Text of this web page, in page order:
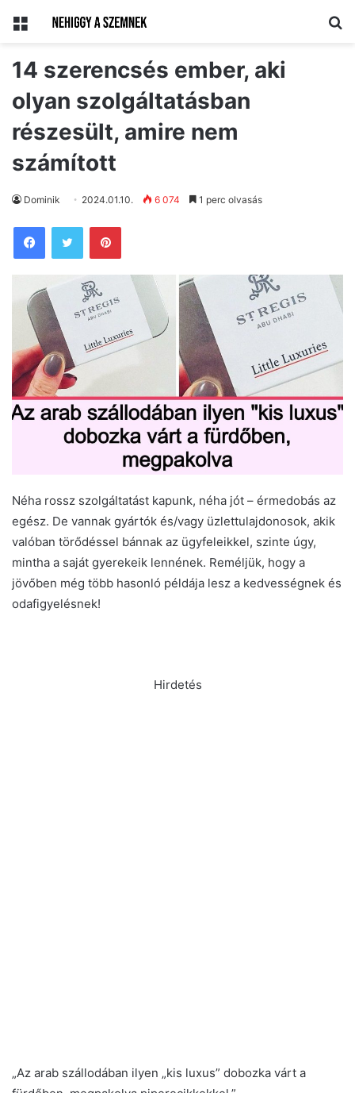
Menü
14 szerencsés ember, aki
olyan szolgáltatásban
részesült, amire nem
számított
Dominik 2024.01.10. 6 074 1 perc olvasás
Pinterest
Néha rossz szolgáltatást kapunk, néha jót – érmedobás az
egész. De vannak gyártók és/vagy üzlettulajdonosok, akik
valóban törődéssel bánnak az ügyfeleikkel, szinte úgy,
mintha a saját gyerekeik lennének. Reméljük, hogy a
jövőben még több hasonló példája lesz a kedvességnek és
odafigyelésnek!
Hirdetés
„Az arab szállodában ilyen „kis luxus” dobozka várt a